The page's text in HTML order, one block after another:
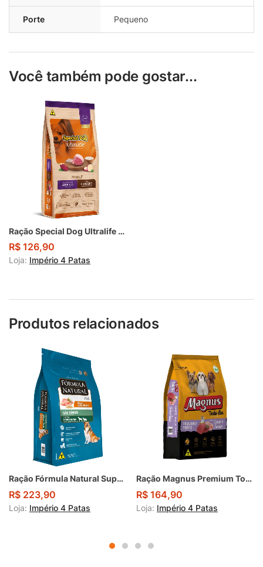
Porte Pequeno
Você também pode gostar...
Ração Special Dog Ultralife Cães Raças Pequenas Adultos Sabor Cordeiro 10Kg
R$ 126,90
Loja: Império 4 Patas
Produtos relacionados
Ração Fórmula Natural Super Premium Pró Cão Sênior Portes Médio e Grande Sabor Frango e Arroz Integral 15Kg
R$ 223,90
Loja: Império 4 Patas
Ração Magnus Premium Todo Dia Cães Adultos Pequeno Porte Sabor Carne e Frango 20Kg
R$ 164,90
Loja: Império 4 Patas